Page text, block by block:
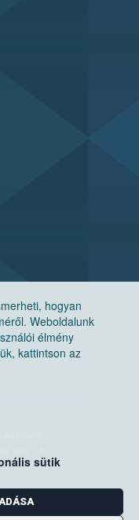
hogyan
Weboldalunk
élmény
kattintson az
sütik
Hivatal
Pf. 30.